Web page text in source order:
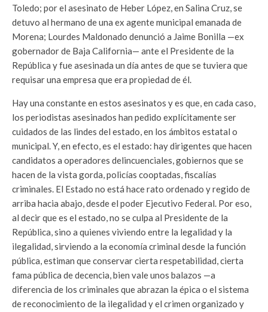
Toledo; por el asesinato de Heber López, en Salina Cruz, se
detuvo al hermano de una ex agente municipal emanada de
Morena; Lourdes Maldonado denunció a Jaime Bonilla —ex
gobernador de Baja California— ante el Presidente de la
República y fue asesinada un día antes de que se tuviera que
requisar una empresa que era propiedad de él.
Hay una constante en estos asesinatos y es que, en cada caso,
los periodistas asesinados han pedido explícitamente ser
cuidados de las lindes del estado, en los ámbitos estatal o
municipal. Y, en efecto, es el estado: hay dirigentes que hacen
candidatos a operadores delincuenciales, gobiernos que se
hacen de la vista gorda, policías cooptadas, fiscalías
criminales. El Estado no está hace rato ordenado y regido de
arriba hacia abajo, desde el poder Ejecutivo Federal. Por eso,
al decir que es el estado, no se culpa al Presidente de la
República, sino a quienes viviendo entre la legalidad y la
ilegalidad, sirviendo a la economía criminal desde la función
pública, estiman que conservar cierta respetabilidad, cierta
fama pública de decencia, bien vale unos balazos —a
diferencia de los criminales que abrazan la épica o el sistema
de reconocimiento de la ilegalidad y el crimen organizado y